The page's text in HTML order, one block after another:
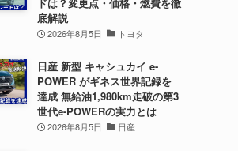
底解説
2026年8月5日 トヨタ
日産 新型 キャシュカイ e-
POWER がギネス世界記録を
達成 無給油1,980km走破の第3
世代e-POWERの実力とは
2026年8月5日 日産